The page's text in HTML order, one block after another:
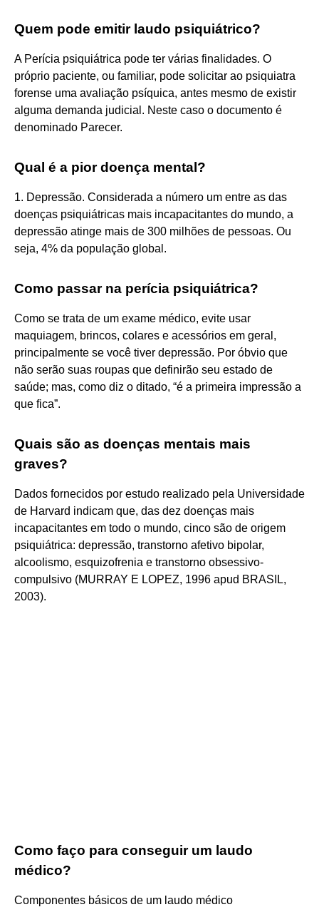
Quem pode emitir laudo psiquiátrico?
A Perícia psiquiátrica pode ter várias finalidades. O
próprio paciente, ou familiar, pode solicitar ao psiquiatra
forense uma avaliação psíquica, antes mesmo de existir
alguma demanda judicial. Neste caso o documento é
denominado Parecer.
Qual é a pior doença mental?
1. Depressão. Considerada a número um entre as das
doenças psiquiátricas mais incapacitantes do mundo, a
depressão atinge mais de 300 milhões de pessoas. Ou
seja, 4% da população global.
Como passar na perícia psiquiátrica?
Como se trata de um exame médico, evite usar
maquiagem, brincos, colares e acessórios em geral,
principalmente se você tiver depressão. Por óbvio que
não serão suas roupas que definirão seu estado de
saúde; mas, como diz o ditado, “é a primeira impressão a
que fica”.
Quais são as doenças mentais mais
graves?
Dados fornecidos por estudo realizado pela Universidade
de Harvard indicam que, das dez doenças mais
incapacitantes em todo o mundo, cinco são de origem
psiquiátrica: depressão, transtorno afetivo bipolar,
alcoolismo, esquizofrenia e transtorno obsessivo-
compulsivo (MURRAY E LOPEZ, 1996 apud BRASIL,
2003).
Como faço para conseguir um laudo
médico?
Componentes básicos de um laudo médico